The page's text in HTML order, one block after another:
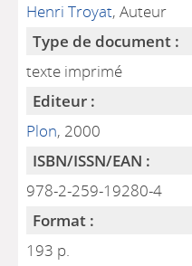
Henri Troyat, Auteur
Type de document :
texte imprimé
Editeur :
Plon, 2000
ISBN/ISSN/EAN :
978-2-259-19280-4
Format :
193 p.